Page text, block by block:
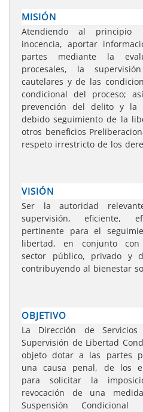
MISIÓN
Atendiendo al principio
inocencia, aportar
partes mediante la
procesales, la
cautelares y de las
condicional del proceso;
prevención del delito y la
debido seguimiento de la
otros beneficios
respeto irrestricto de los
VISIÓN
Ser la autoridad
supervisión, eficiente,
pertinente para el
libertad, en conjunto con
sector público, privado y
contribuyendo al bienestar
OBJETIVO
La Dirección de
Supervisión de Libertad
objeto dotar a las partes
una causa penal, de los
para solicitar la
revocación de una
Suspensión